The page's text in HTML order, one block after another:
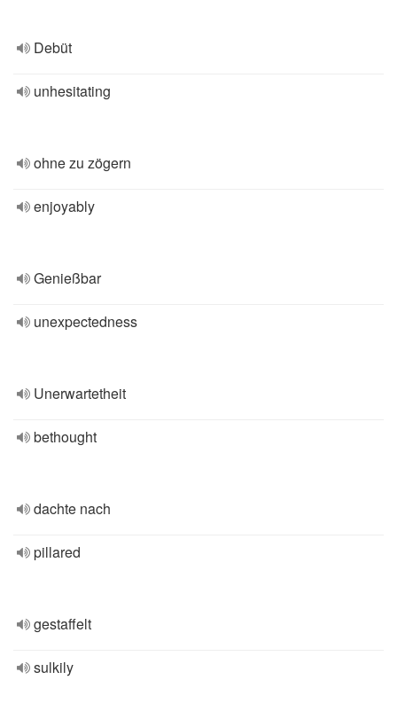
Debüt
unhesitating
ohne zu zögern
enjoyably
Genießbar
unexpectedness
Unerwartetheit
bethought
dachte nach
pillared
gestaffelt
sulkily